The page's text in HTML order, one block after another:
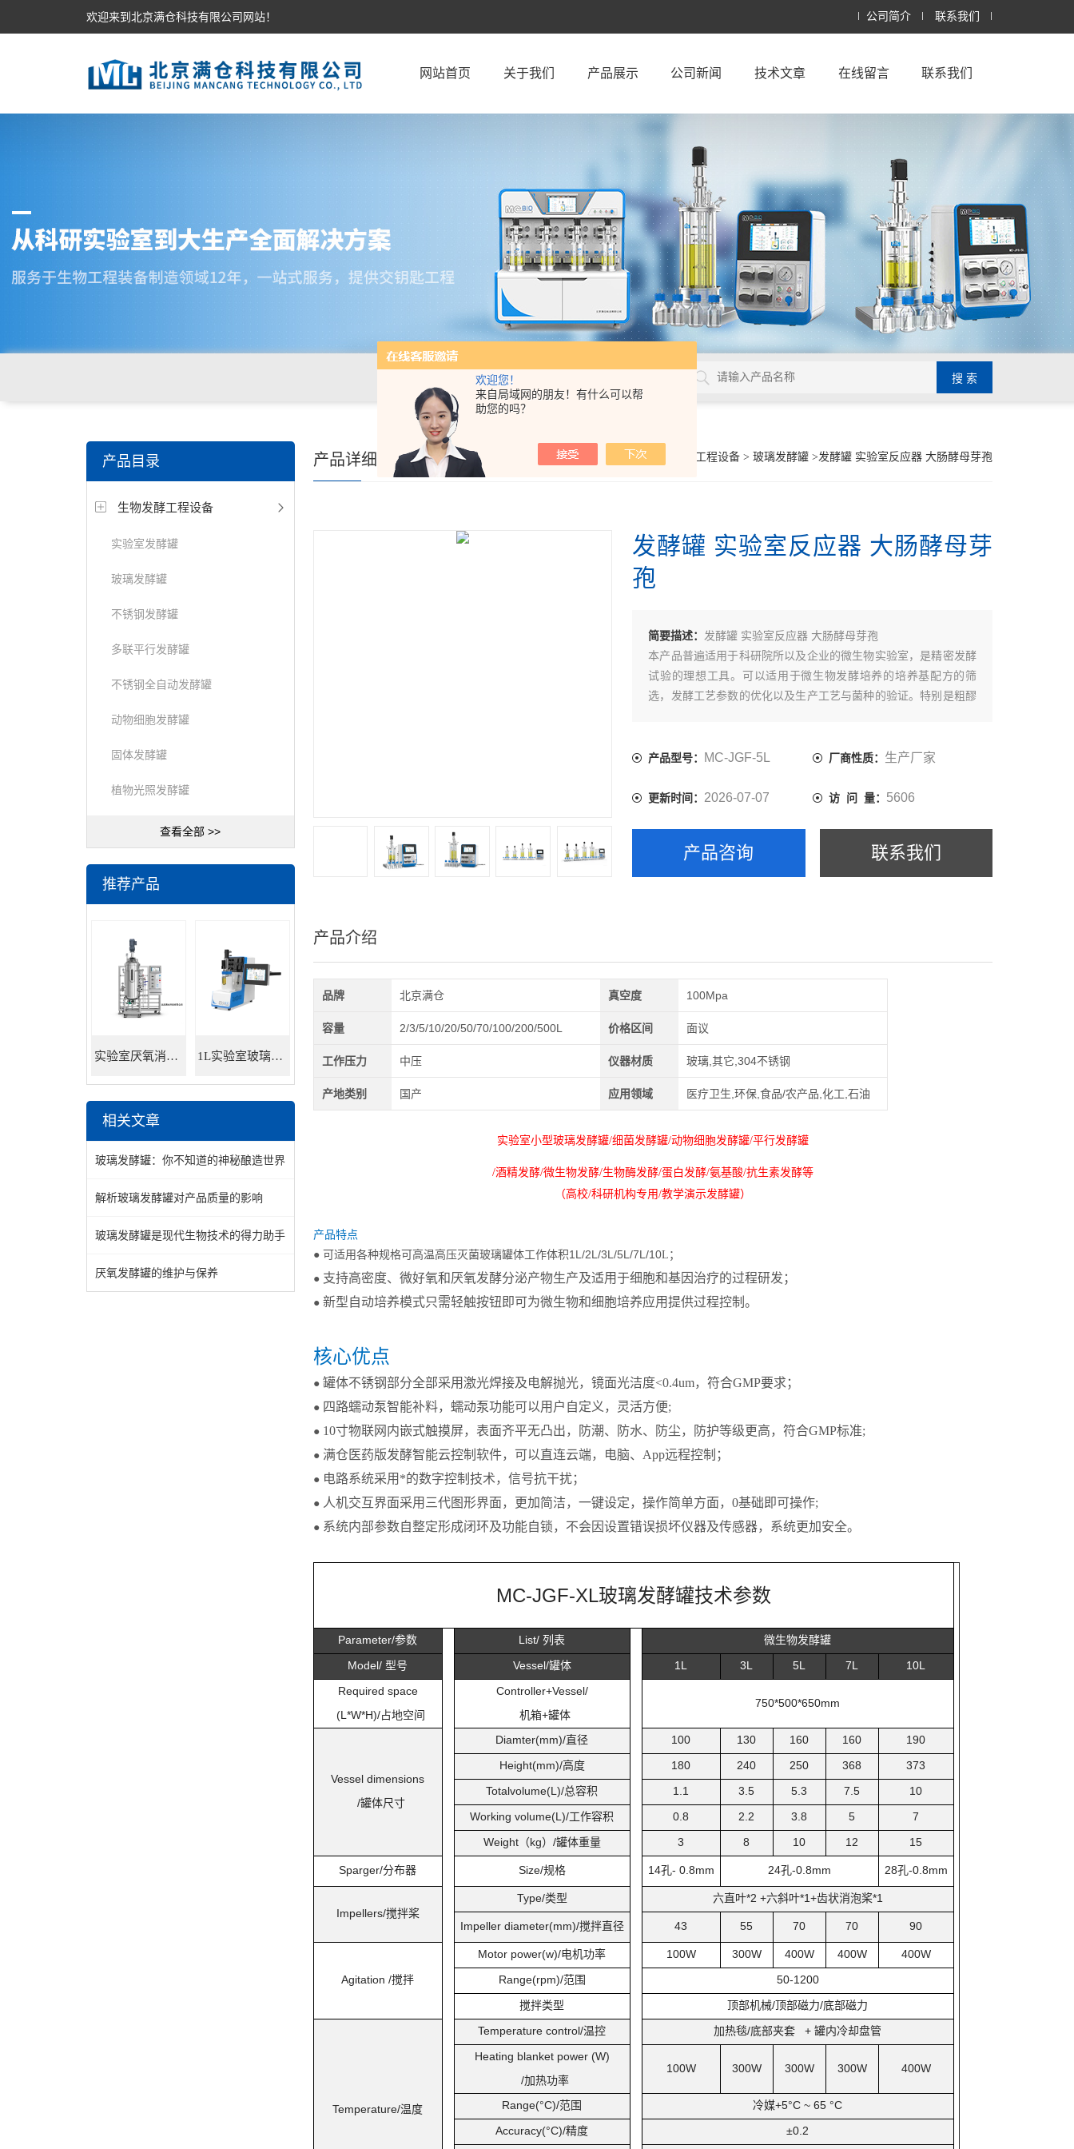
欢迎您！
来自局域网的朋友！有什么可以帮
助您的吗？
欢迎来到北京满仓科技有限公司网站！ 公司简介 联系我们
网站首页 关于我们 产品展示 公司新闻 技术文章 在线留言 联系我们
产品目录
生物发酵工程设备
实验室发酵罐
玻璃发酵罐
不锈钢发酵罐
多联平行发酵罐
不锈钢全自动发酵罐
动物细胞发酵罐
固体发酵罐
植物光照发酵罐
查看全部 >>
推荐产品
实验室厌氧消化罐 餐厨垃圾沼气发酵 1L实验室玻璃发酵罐
相关文章
玻璃发酵罐：你不知道的神秘酿造世界
解析玻璃发酵罐对产品质量的影响
玻璃发酵罐是现代生物技术的得力助手
厌氧发酵罐的维护与保养
你的位置：首页 产品展示> 生物发酵工程设备 > 玻璃发酵罐 >发酵罐 实验室反应器 大肠酵母芽孢
产品详细页
发酵罐 实验室反应器 大肠酵母芽
孢
简要描述：发酵罐 实验室反应器 大肠酵母芽孢
本产品普遍适用于科研院所以及企业的微生物实验室，是精密发酵
试验的理想工具。可以适用于微生物发酵培养的培养基配方的筛
选，发酵工艺参数的优化以及生产工艺与菌种的验证。特别是粗醪
产品型号： MC-JGF-5L 厂商性质： 生产厂家
更新时间： 2026-07-07 访 问 量： 5606
产品咨询 联系我们
产品介绍
品牌 北京满仓 真空度 100Mpa
容量 2/3/5/10/20/50/70/100/200/500L 价格区间 面议
工作压力 中压 仪器材质 玻璃,其它,304不锈钢
产地类别 国产 应用领域 医疗卫生,环保,食品/农产品,化工,石油
实验室小型玻璃发酵罐/细菌发酵罐/动物细胞发酵罐/平行发酵罐
/酒精发酵/微生物发酵/生物酶发酵/蛋白发酵/氨基酸/抗生素发酵等
（高校/科研机构专用/教学演示发酵罐）
产品特点
● 可适用各种规格可高温高压灭菌玻璃罐体工作体积1L/2L/3L/5L/7L/10L；
● 支持高密度、微好氧和厌氧发酵分泌产物生产及适用于细胞和基因治疗的过程研发；
● 新型自动培养模式只需轻触按钮即可为微生物和细胞培养应用提供过程控制。
核心优点
● 罐体不锈钢部分全部采用激光焊接及电解抛光，镜面光洁度<0.4um，符合GMP要求；
● 四路蠕动泵智能补料，蠕动泵功能可以用户自定义，灵活方便;
● 10寸物联网内嵌式触摸屏，表面齐平无凸出，防潮、防水、防尘，防护等级更高，符合GMP标准;
● 满仓医药版发酵智能云控制软件，可以直连云端，电脑、App远程控制；
● 电路系统采用*的数字控制技术，信号抗干扰；
● 人机交互界面采用三代图形界面，更加简洁，一键设定，操作简单方面，0基础即可操作;
● 系统内部参数自整定形成闭环及功能自锁，不会因设置错误损坏仪器及传感器，系统更加安全。
MC-JGF-XL玻璃发酵罐技术参数
Parameter/参数 List/ 列表
微生物发酵罐
Model/ 型号 Vessel/罐体 1L 3L 5L 7L
10L
Required space
(L*W*H)/占地空间
Controller+Vessel/
机箱+罐体
750*500*650mm
Vessel dimensions
/罐体尺寸
Diamter(mm)/直径 100 130 160 160
190
Height(mm)/高度 180 240 250 368
373
Totalvolume(L)/总容积 1.1 3.5 5.3 7.5
10
Working volume(L)/工作容积 0.8 2.2 3.8 5
7
Weight（kg）/罐体重量 3 8 10 12 15
Sparger/分布器 Size/规格 14孔- 0.8mm 24孔-0.8mm 28孔-0.8mm
Impellers/搅拌桨
Type/类型 六直叶*2 +六斜叶*1+齿状消泡桨*1
Impeller diameter(mm)/搅拌直径 43 55 70 70 90
Agitation /搅拌
Motor power(w)/电机功率 100W 300W 400W 400W
400W
Range(rpm)/范围
50-1200
搅拌类型
顶部机械/顶部磁力/底部磁力
Temperature/温度
Temperature control/温控
加热毯/底部夹套 + 罐内冷却盘管
Heating blanket power (W)
/加热功率
100W 300W 300W 300W 400W
Range(°C)/范围
冷媒+5°C ~ 65 °C
Accuracy(°C)/精度 ±0.2